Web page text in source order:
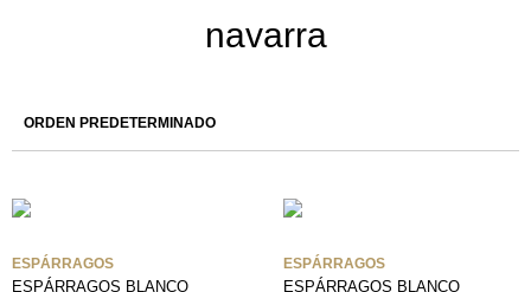
navarra
ESPÁRRAGOS
ESPÁRRAGOS BLANCO
ESPÁRRAGOS
ESPÁRRAGOS BLANCO